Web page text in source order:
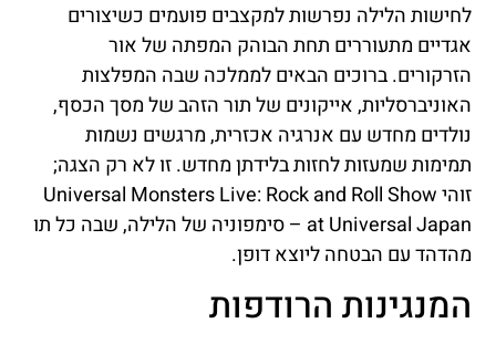
לחישות הלילה נפרשות למקצבים פועמים כשיצורים
אגדיים מתעוררים תחת הבוהק המפתה של אור
הזרקורים. ברוכים הבאים לממלכה שבה המפלצות
האוניברסליות, אייקונים של תור הזהב של מסך הכסף,
נולדים מחדש עם אנרגיה אכזרית, מרגשים נשמות
תמימות שמעזות לחזות בלידתן מחדש. זו לא רק הצגה;
זוהי Universal Monsters Live: Rock and Roll Show
at Universal Japan – סימפוניה של הלילה, שבה כל תו
מהדהד עם הבטחה ליוצא דופן.
המנגינות הרודפות